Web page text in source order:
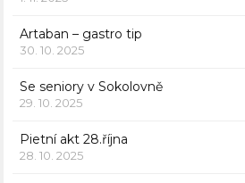
Artaban – gastro tip
30. 10. 2025
Se seniory v Sokolovně
29. 10. 2025
Pietní akt 28.října
28. 10. 2025